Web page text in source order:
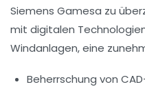
Siemens Gamesa zu
mit digitalen
Windanlagen, eine
Beherrschung von